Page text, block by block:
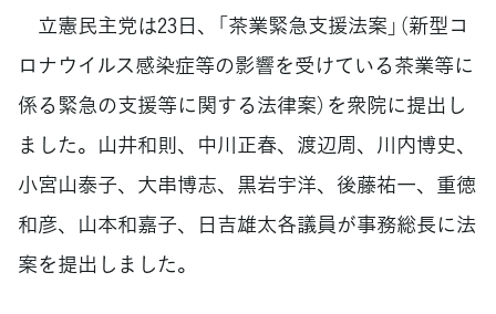
立憲民主党は23日、「茶業緊急支援法案」（新型コ
ロナウイルス感染症等の影響を受けている茶業等に
係る緊急の支援等に関する法律案）を衆院に提出し
ました。山井和則、中川正春、渡辺周、川内博史、
小宮山泰子、大串博志、黒岩宇洋、後藤祐一、重徳
和彦、山本和嘉子、日吉雄太各議員が事務総長に法
案を提出しました。